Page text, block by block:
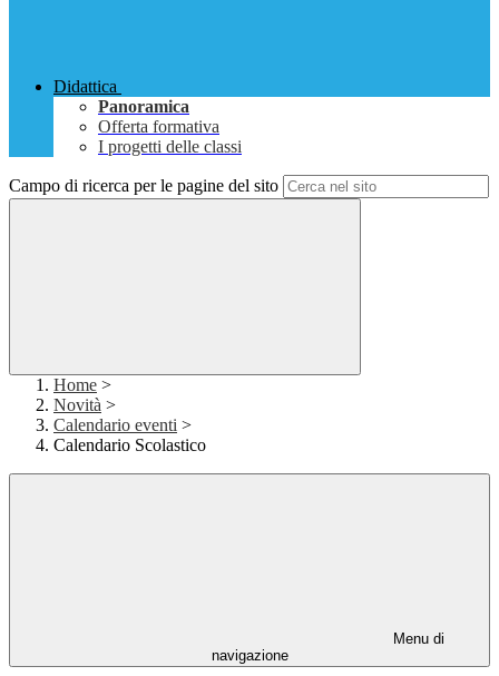
Didattica
Panoramica
Offerta formativa
I progetti delle classi
Campo di ricerca per le pagine del sito
Home >
Novità >
Calendario eventi >
Calendario Scolastico
Menu di
navigazione